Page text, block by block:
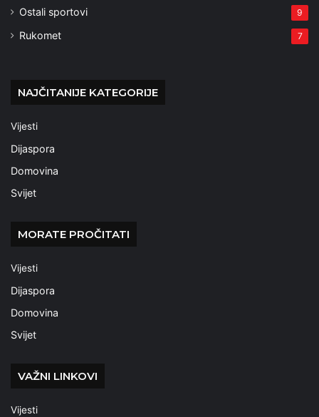
Ostali sportovi 9
Rukomet 7
NAJČITANIJE KATEGORIJE
Vijesti
Dijaspora
Domovina
Svijet
MORATE PROČITATI
Vijesti
Dijaspora
Domovina
Svijet
VAŽNI LINKOVI
Vijesti